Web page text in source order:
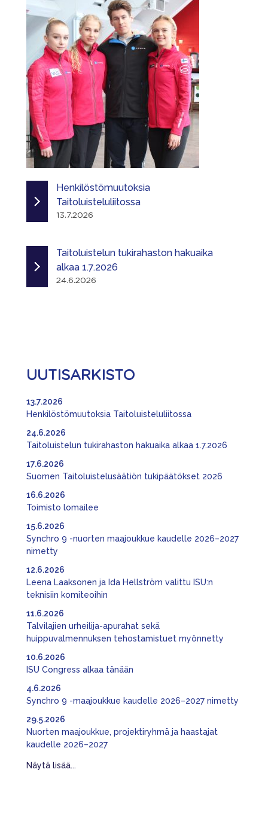
Henkilöstömuutoksia
Taitoluisteluliitossa
13.7.2026
Taitoluistelun tukirahaston hakuaika
alkaa 1.7.2026
24.6.2026
UUTISARKISTO
Henkilöstömuutoksia Taitoluisteluliitossa
13.7.2026
Taitoluistelun tukirahaston hakuaika alkaa 1.7.2026
24.6.2026
Suomen Taitoluistelusäätiön tukipäätökset 2026
17.6.2026
Toimisto lomailee
16.6.2026
Synchro 9 -nuorten maajoukkue kaudelle 2026–2027
nimetty
15.6.2026
Leena Laaksonen ja Ida Hellström valittu ISU:n
teknisiin komiteoihin
12.6.2026
Talvilajien urheilija-apurahat sekä
huippuvalmennuksen tehostamistuet myönnetty
11.6.2026
ISU Congress alkaa tänään
10.6.2026
Synchro 9 -maajoukkue kaudelle 2026–2027 nimetty
4.6.2026
Nuorten maajoukkue, projektiryhmä ja haastajat
kaudelle 2026–2027
29.5.2026
Näytä lisää...